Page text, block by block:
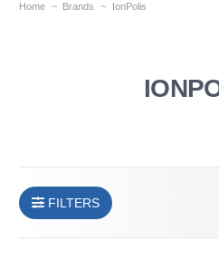
Home ~ Brands ~ IonPolis
FILTERS